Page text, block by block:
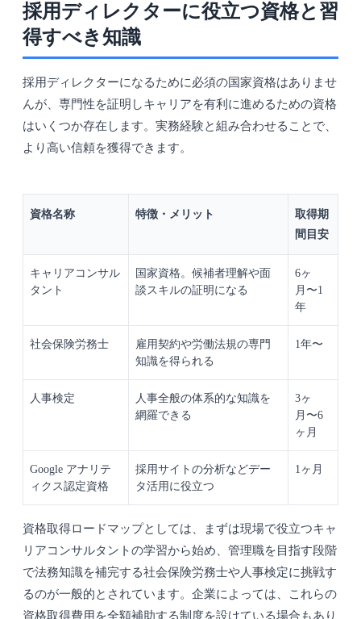
採用ディレクターに役立つ資格と習
得すべき知識
採用ディレクターになるために必須の国家資格はありませ
んが、専門性を証明しキャリアを有利に進めるための資格
はいくつか存在します。実務経験と組み合わせることで、
より高い信頼を獲得できます。
資格名称 特徴・メリット
取得期
間目安
キャリアコンサル
タント
国家資格。候補者理解や面
談スキルの証明になる
6ヶ
月〜1
年
社会保険労務士
雇用契約や労働法規の専門
知識を得られる
1年〜
人事検定
人事全般の体系的な知識を
網羅できる
3ヶ
月〜6
ヶ月
Google アナリテ
ィクス認定資格
採用サイトの分析などデー
タ活用に役立つ
1ヶ月
資格取得ロードマップとしては、まずは現場で役立つキャ
リアコンサルタントの学習から始め、管理職を目指す段階
で法務知識を補完する社会保険労務士や人事検定に挑戦す
るのが一般的とされています。企業によっては、これらの
資格取得費用を全額補助する制度を設けている場合もあり